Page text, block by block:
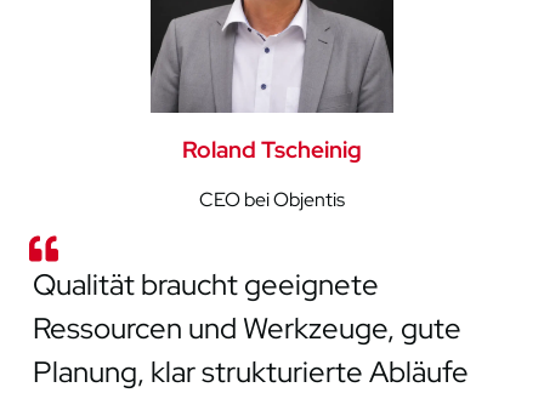
Qualität braucht geeignete
Ressourcen und Werkzeuge, gute
Planung, klar strukturierte Abläufe
Roland Tscheinig
CEO bei Objentis